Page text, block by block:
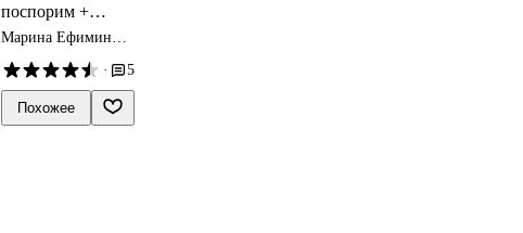
поспорим +
Спорим, ты
Марина Ефиминюк,
Стааль
· 5
Похожее